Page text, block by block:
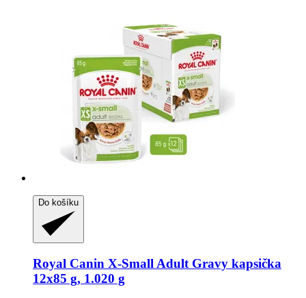
Do košíku
Royal Canin X-​Small Adult Gravy kapsička
12x85 g, 1.020 g